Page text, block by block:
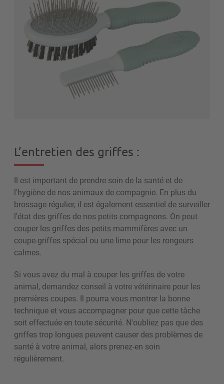
L’entretien des griffes :
Il est important de prendre soin de la santé et de
l'hygiène de nos animaux de compagnie. En plus du
brossage régulier, il est également essentiel de surveiller
l'état des griffes de nos petits compagnons. On peut
couper les griffes des petits mammifères avec un
coupe-griffes spécial ou une lime pour les rongeurs
calmes.
Si vous avez du mal à couper les griffes de votre
animal, demandez conseil à votre vétérinaire pour les
premières coupes. Il pourra vous montrer la bonne
technique et vous accompagner pour que cette tâche
soit effectuée en toute sécurité. N'oubliez pas que des
griffes trop longues peuvent causer des problèmes de
santé à votre animal, alors prenez-en soin
régulièrement.